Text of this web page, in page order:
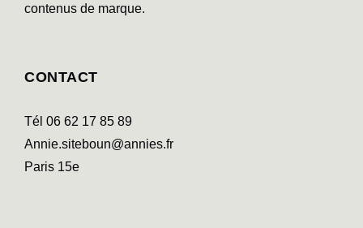
contenus de marque.
CONTACT
Tél 06 62 17 85 89
Annie.siteboun@annies.fr
Paris 15e